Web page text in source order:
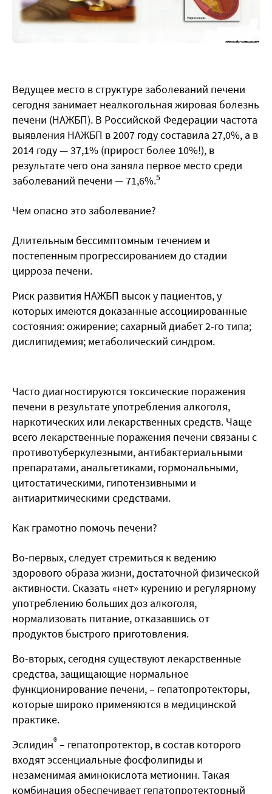
Ведущее место в структуре заболеваний печени
сегодня занимает неалкогольная жировая болезнь
печени (НАЖБП). В Российской Федерации частота
выявления НАЖБП в 2007 году составила 27,0%, а в
2014 году — 37,1% (прирост более 10%!), в
результате чего она заняла первое место среди
заболеваний печени — 71,6%.5
Чем опасно это заболевание?
Длительным бессимптомным течением и
постепенным прогрессированием до стадии
цирроза печени.
Риск развития НАЖБП высок у пациентов, у
которых имеются доказанные ассоциированные
состояния: ожирение; сахарный диабет 2-го типа;
дислипидемия; метаболический синдром.
Часто диагностируются токсические поражения
печени в результате употребления алкоголя,
наркотических или лекарственных средств. Чаще
всего лекарственные поражения печени связаны с
противотуберкулезными, антибактериальными
препаратами, анальгетиками, гормональными,
цитостатическими, гипотензивными и
антиаритмическими средствами.
Как грамотно помочь печени?
Во-первых, следует стремиться к ведению
здорового образа жизни, достаточной физической
активности. Сказать «нет» курению и регулярному
употреблению больших доз алкоголя,
нормализовать питание, отказавшись от
продуктов быстрого приготовления.
Во-вторых, сегодня существуют лекарственные
средства, защищающие нормальное
функционирование печени, – гепатопротекторы,
которые широко применяются в медицинской
практике.
Эслидин® – гепатопротектор, в состав которого
входят эссенциальные фосфолипиды и
незаменимая аминокислота метионин. Такая
комбинация обеспечивает гепатопротекторный